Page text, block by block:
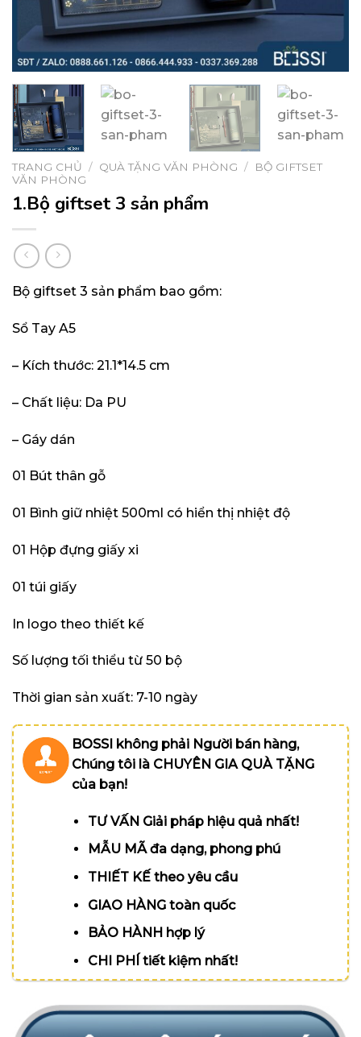
TRANG CHỦ / QUÀ TẶNG VĂN PHÒNG /
BỘ GIFTSET
VĂN PHÒNG
1.Bộ giftset 3 sản phẩm
Bộ giftset 3 sản phẩm bao gồm:
Sổ Tay A5
– Kích thước: 21.1*14.5 cm
– Chất liệu: Da PU
– Gáy dán
01 Bút thân gỗ
01 Bình giữ nhiệt 500ml có hiển thị nhiệt độ
01 Hộp đựng giấy xi
01 túi giấy
In logo theo thiết kế
Số lượng tối thiểu từ 50 bộ
Thời gian sản xuất: 7-10 ngày
BOSSI không phải Người bán hàng,
Chúng tôi là CHUYÊN GIA QUÀ TẶNG
của bạn!
TƯ VẤN Giải pháp hiệu quả nhất!
MẪU MÃ đa dạng, phong phú
THIẾT KẾ theo yêu cầu
GIAO HÀNG toàn quốc
BẢO HÀNH hợp lý
CHI PHÍ tiết kiệm nhất!